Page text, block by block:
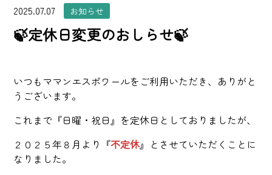
2025.07.07 お知らせ
🍃定休日変更のおしらせ🍃
いつもママンエスポワールをご利用いただき、ありがと
うございます。
これまで『日曜・祝日』を定休日としておりましたが、
２０２５年８月より『不定休』とさせていただくことに
なりました。